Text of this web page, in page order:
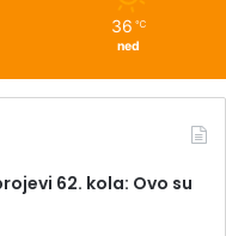
36 ℃
ned
62. kola: Ovo su